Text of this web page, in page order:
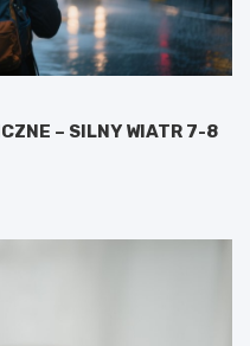
– SILNY WIATR 7-8